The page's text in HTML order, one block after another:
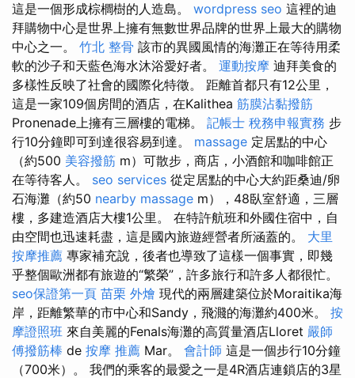
這是一個形成棕櫚樹的人造島。 wordpress seo 這裡的迪
拜購物中心是世界上擁有無數世界品牌的世界上最大的購物
中心之一。 竹北 整骨 該市的異國風情的海灘正在等待用柔
軟的沙子和天藍色海水沐浴愛好者。 運動按摩 迪拜美食的
多樣性反映了社會的國際化特徵。 距離首都只有12公里，
這是一家109個房間的酒店，在Kalithea 筋膜沾黏撥筋
Pronenade上擁有三層樓的電梯。 記帳士 稅務申報實務 步
行10分鐘即可到達很容易到達。 massage 定居點的中心
（約500 美容撥筋 m）可散步，商店，小酒館和咖啡館正
在等待客人。 seo services 從定居點的中心大約距桑迪/卵
石海灘（約50 nearby massage m），48臥室舒適，三層
樓，多建造酒店大樓1公里。 在特許航班和外國住宿中，自
由空間也迅速耗盡，這是國內旅遊經營者所涵蓋的。 大里
按摩推薦 專家補充說，後者也導致了這樣一個事實，即幾
乎整個歐洲都有旅遊的“繁榮”，許多旅行和許多人都很忙。
seo保證第一頁 苗栗 外燴 現代的兩層建築位於Moraitika海
岸，距離繁華的市中心和Sandy，飛濺的海灘約400米。 按
摩證照班 來自美麗的Fenals海灘的高質量酒店Lloret 嚴師
傅撥筋棒 de 按摩 推薦 Mar。 會計師 這是一個步行10分鐘
（700米）。 我們的乘客的最愛之一是4R酒店連鎖店的3星